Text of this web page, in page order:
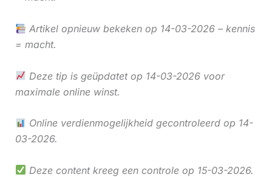
Artikel opnieuw bekeken op 14-03-2026 – kennis
= macht.
Deze tip is geüpdatet op 14-03-2026 voor
maximale online winst.
Online verdienmogelijkheid gecontroleerd op 14-
03-2026.
Deze content kreeg een controle op 15-03-2026.